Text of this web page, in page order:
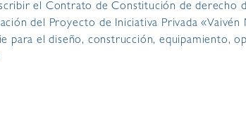
el Contrato de Constitución de derecho
del Proyecto de Iniciativa Privada «Vaivén
el diseño, construcción, equipamiento,